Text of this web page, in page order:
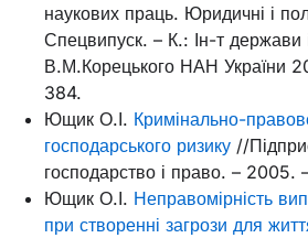
наукових праць. Юридичні і
Спецвипуск. – К.: Ін-т держави
В.М.Корецького НАН України
384.
Ющик О.І. Кримінально-
господарського ризику //
господарство і право. –
Ющик О.І. Неправомірність
при створенні загрози для